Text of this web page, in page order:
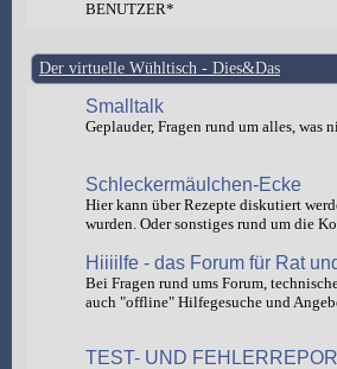
BENUTZER*
Der virtuelle Wühltisch - Dies&Das
Smalltalk
Geplauder, Fragen rund um alles,
Schleckermäulchen-Ecke
Hier kann über Rezepte diskutiert
wurden. Oder sonstiges rund um die
Hiiiilfe - das Forum für Rat
Bei Fragen rund ums Forum,
auch "offline" Hilfegesuche und
TEST- UND